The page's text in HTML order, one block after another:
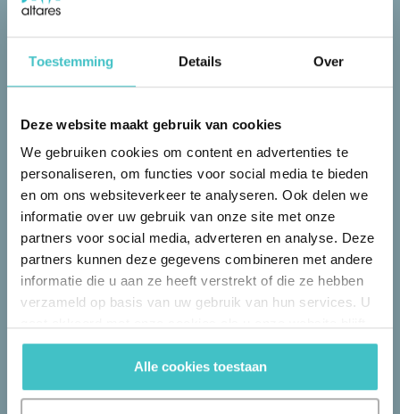
Toestemming Details Over
Deze website maakt gebruik van cookies
We gebruiken cookies om content en advertenties te
personaliseren, om functies voor social media te bieden
en om ons websiteverkeer te analyseren. Ook delen we
informatie over uw gebruik van onze site met onze
partners voor social media, adverteren en analyse. Deze
partners kunnen deze gegevens combineren met andere
informatie die u aan ze heeft verstrekt of die ze hebben
verzameld op basis van uw gebruik van hun services. U
gebruiken.
Alle cookies toestaan
"De alerts die we ontvangen bij veranderingen in de situatie
van een bepaalde klant, betekenen extra tijdswinst en de
garantie dat we belangrijke informatie niet over het hoofd
zien."
Elke Segers
Commercial Accounting & Controlling
Lees de case